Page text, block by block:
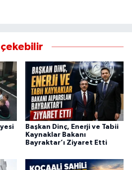
çekebilir
Başkan Dinç, Enerji ve Tabii
Kaynaklar Bakanı
Bayraktar’ı Ziyaret Etti